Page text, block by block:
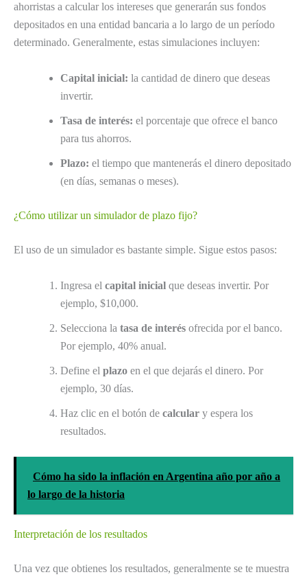
ahorristas a calcular los intereses que generarán sus fondos
depositados en una entidad bancaria a lo largo de un período
determinado. Generalmente, estas simulaciones incluyen:
Capital inicial: la cantidad de dinero que deseas
invertir.
Tasa de interés: el porcentaje que ofrece el banco
para tus ahorros.
Plazo: el tiempo que mantenerás el dinero depositado
(en días, semanas o meses).
¿Cómo utilizar un simulador de plazo fijo?
El uso de un simulador es bastante simple. Sigue estos pasos:
Ingresa el capital inicial que deseas invertir. Por
ejemplo, $10,000.
Selecciona la tasa de interés ofrecida por el banco.
Por ejemplo, 40% anual.
Define el plazo en el que dejarás el dinero. Por
ejemplo, 30 días.
Haz clic en el botón de calcular y espera los
resultados.
Cómo ha sido la inflación en Argentina año por año a
lo largo de la historia
Interpretación de los resultados
Una vez que obtienes los resultados, generalmente se te muestra